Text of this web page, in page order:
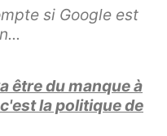
si Google est
être du manque à
la politique de